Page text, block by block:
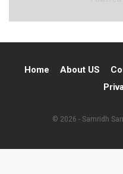
Home About US
© 2026 - Samridh